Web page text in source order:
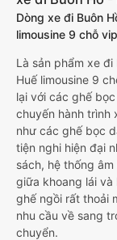
Dòng xe đi Buôn
limousine 9 chỗ
Là sản phẩm xe
Huế limousine 9
lại với các ghế
chuyến hành trình
như các ghế bọc
tiện nghi hiện đại
sách, hệ thống
giữa khoang lái và
ghế ngồi rất thoải
nhu cầu về sang
chuyển.